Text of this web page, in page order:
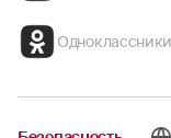
Одноклассники